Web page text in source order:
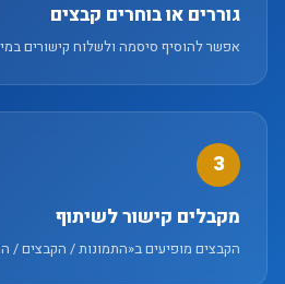
גוררים או בוחרים קבצים
אפשר להוסיף סיסמה ולשלוח קישורים
3
מקבלים קישור לשיתוף
הקבצים מופיעים ב«התמונות / הקבצים /